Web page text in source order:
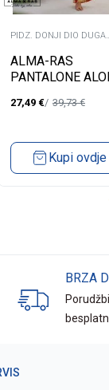
PIDZ. DONJI DIO DUGA
NOGAVICA
ALMA-RAS
PANTALONE
27,49 € 39,73€
Kupi ovdje
BRZA